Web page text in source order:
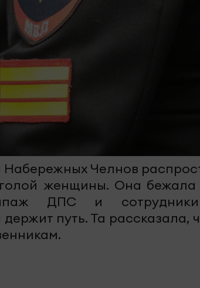
Набережных Челнов
женщины. Она бежала
ДПС и
путь. Та рассказала,